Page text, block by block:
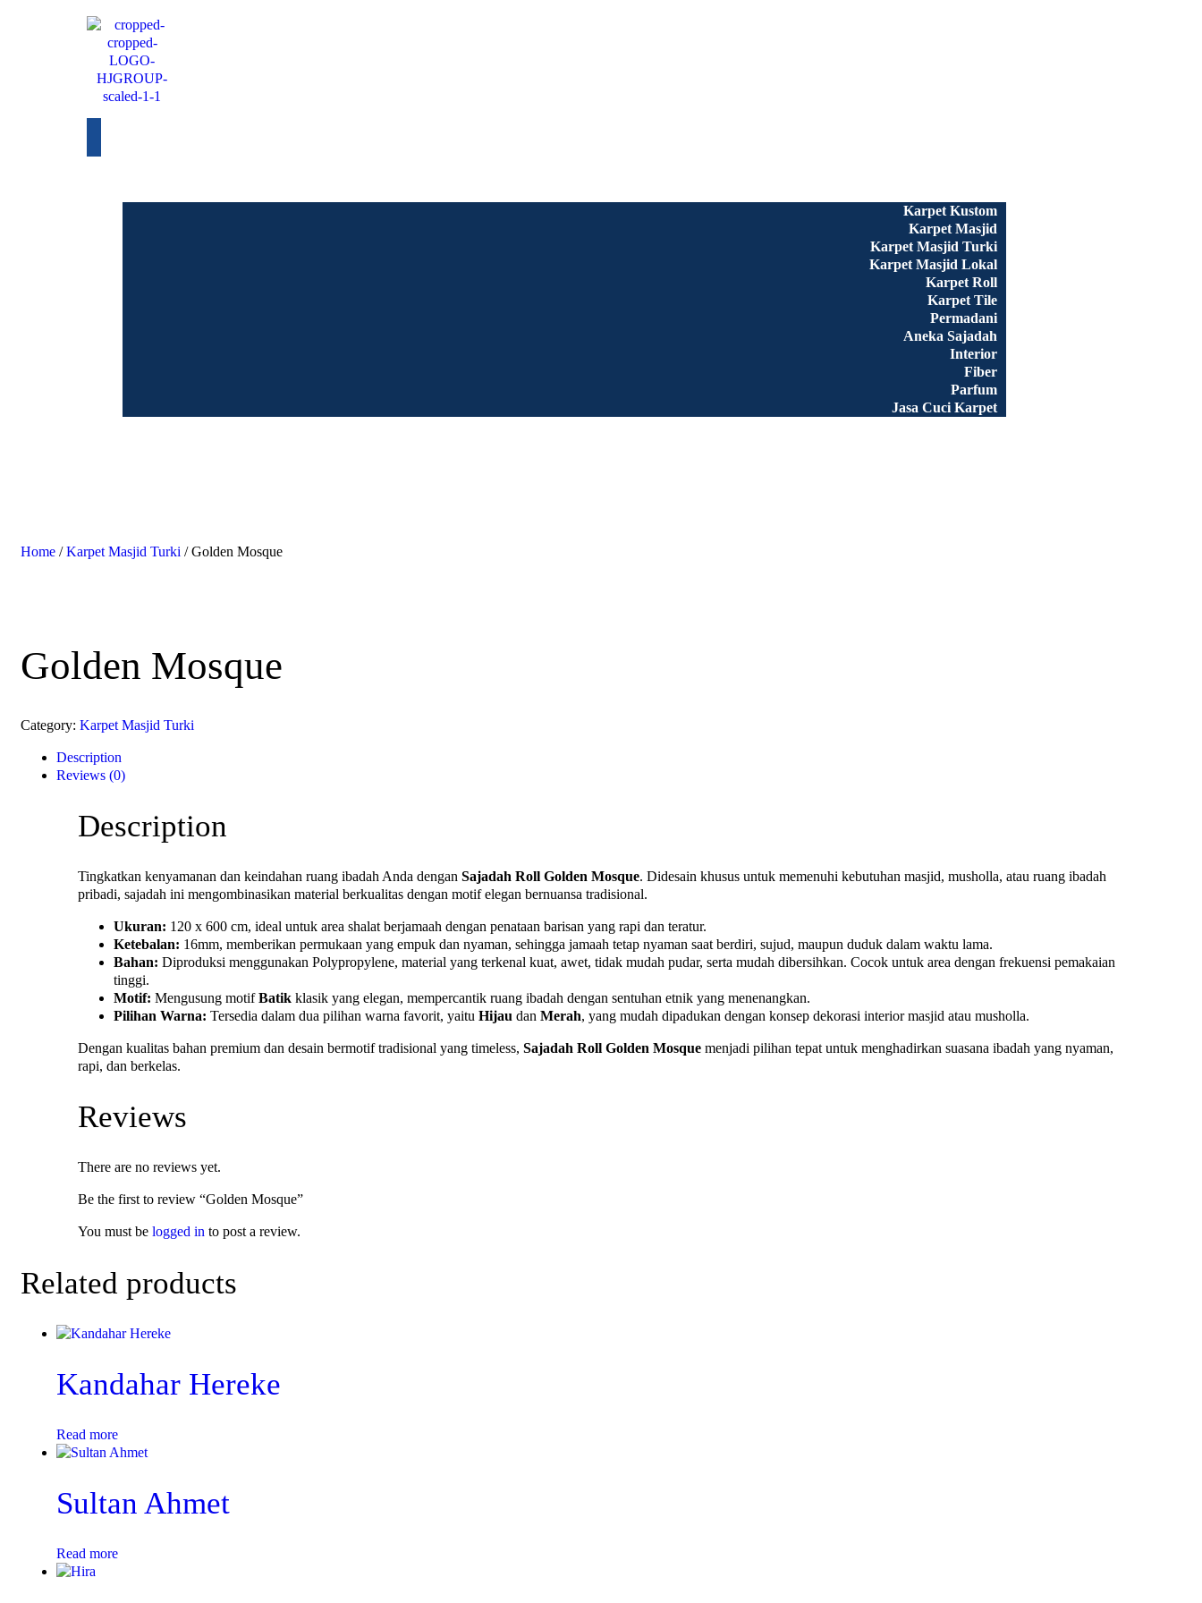
Karpet Kustom
Karpet Masjid
Karpet Masjid Turki
Karpet Masjid Lokal
Karpet Roll
Karpet Tile
Permadani
Aneka Sajadah
Interior
Fiber
Parfum
Jasa Cuci Karpet
Home /Karpet Masjid Turki / Golden Mosque
Golden Mosque
Category: Karpet Masjid Turki
Description
Reviews (0)
Description
Tingkatkan kenyamanan dan keindahan ruang ibadah Anda dengan Sajadah Roll Golden Mosque. Didesain khusus untuk memenuhi kebutuhan masjid, musholla, atau ruang ibadah
pribadi, sajadah ini mengombinasikan material berkualitas dengan motif elegan bernuansa tradisional.
Ukuran: 120 x 600 cm, ideal untuk area shalat berjamaah dengan penataan barisan yang rapi dan teratur.
Ketebalan: 16mm, memberikan permukaan yang empuk dan nyaman, sehingga jamaah tetap nyaman saat berdiri, sujud, maupun duduk dalam waktu lama.
Bahan: Diproduksi menggunakan Polypropylene, material yang terkenal kuat, awet, tidak mudah pudar, serta mudah dibersihkan. Cocok untuk area dengan frekuensi pemakaian
tinggi.
Motif: Mengusung motifBatik klasik yang elegan, mempercantik ruang ibadah dengan sentuhan etnik yang menenangkan.
Pilihan Warna: Tersedia dalam dua pilihan warna favorit, yaitu Hijau dan Merah, yang mudah dipadukan dengan konsep dekorasi interior masjid atau musholla.
Dengan kualitas bahan premium dan desain bermotif tradisional yang timeless, Sajadah Roll Golden Mosque menjadi pilihan tepat untuk menghadirkan suasana ibadah yang nyaman,
rapi, dan berkelas.
Reviews
There are no reviews yet.
Be the first to review “Golden Mosque”
You must be logged in to post a review.
Related products
Kandahar Hereke
Read more
Sultan Ahmet
Read more